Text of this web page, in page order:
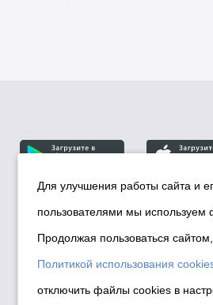
© Департамент
города Новосибирска, 2026
Политика использования
Политика по обработке
Для улучшения работы сайта и
пользователями мы используем
Продолжая пользоваться
Политикой использования
отключить файлы cookies в